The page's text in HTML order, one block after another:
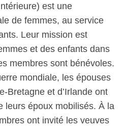
est une
de femmes, au service
Leur mission est
et des enfants dans
membres sont bénévoles.
mondiale, les épouses
Bretagne et d’Irlande ont
leurs époux mobilisés. À la
ont invité les veuves